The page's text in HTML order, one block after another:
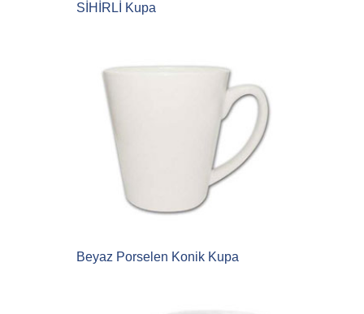
SİHİRLİ Kupa
Beyaz Porselen Konik Kupa